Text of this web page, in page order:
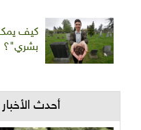
كيف
بشري"؟
أحدث